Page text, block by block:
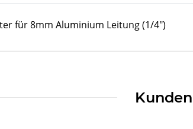
für 8mm Aluminium Leitung (1/4")